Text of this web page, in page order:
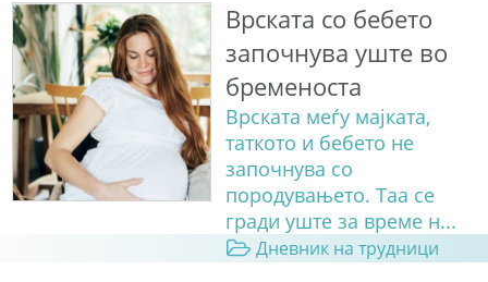
Врската со бебето
започнува уште во
бременоста
Врската меѓу мајката,
таткото и бебето не
започнува со
породувањето. Таа се
гради уште за време н...
Дневник на трудници